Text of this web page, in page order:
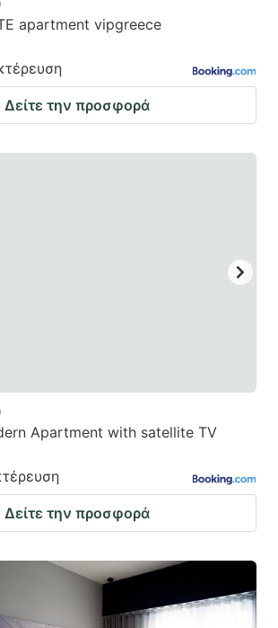
apartment vipgreece
Δείτε την προσφορά
Apartment with satellite TV
Δείτε την προσφορά